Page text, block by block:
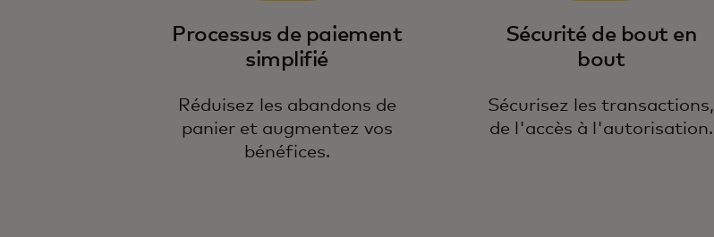
Processus de paiement
simplifié
Réduisez les abandons de
panier et augmentez vos
bénéfices.
Sécurité de bout en
bout
Sécurisez les transactions,
de l'accès à l'autorisation.